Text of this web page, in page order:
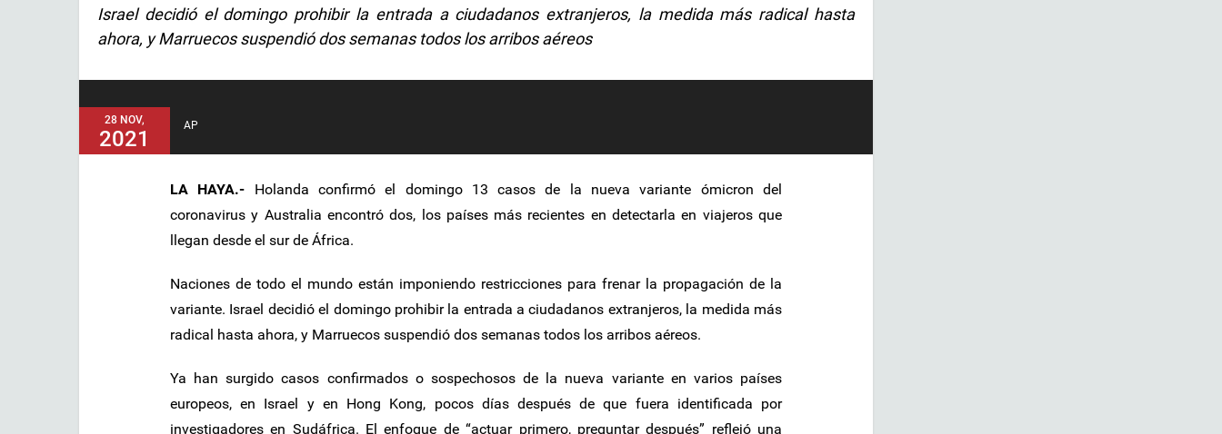
Israel decidió el domingo prohibir la entrada a ciudadanos extranjeros, la medida más radical hasta
ahora, y Marruecos suspendió dos semanas todos los arribos aéreos
28 NOV,
2021
AP
LA HAYA.- Holanda confirmó el domingo 13 casos de la nueva variante ómicron del
coronavirus y Australia encontró dos, los países más recientes en detectarla en viajeros que
llegan desde el sur de África.
Naciones de todo el mundo están imponiendo restricciones para frenar la propagación de la
variante. Israel decidió el domingo prohibir la entrada a ciudadanos extranjeros, la medida más
radical hasta ahora, y Marruecos suspendió dos semanas todos los arribos aéreos.
Ya han surgido casos confirmados o sospechosos de la nueva variante en varios países
europeos, en Israel y en Hong Kong, pocos días después de que fuera identificada por
investigadores en Sudáfrica. El enfoque de “actuar primero, preguntar después” reflejó una